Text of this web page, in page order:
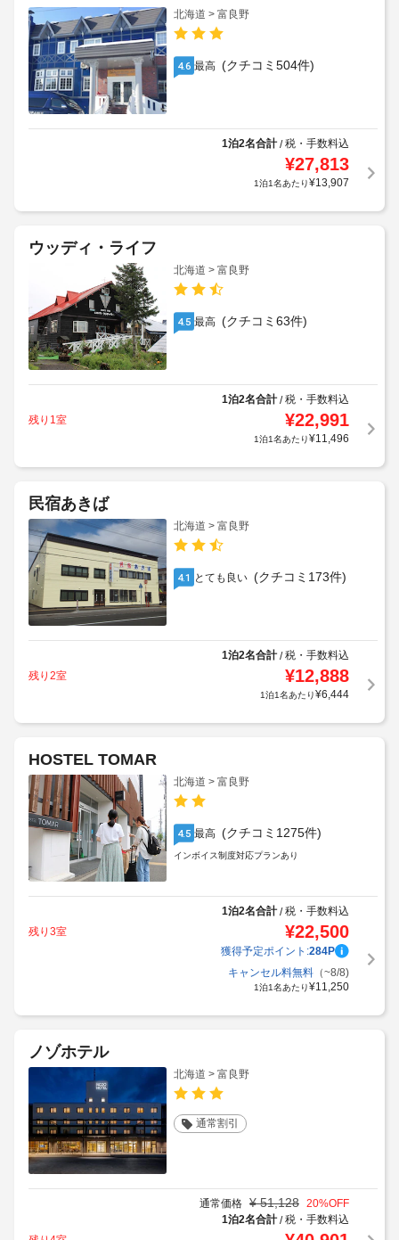
北海道 > 富良野
4.6 最高 (クチコミ504件)
1泊2名合計/税・手数料込
¥27,813
1泊1名あたり¥13,907
ウッディ・ライフ
北海道 > 富良野
4.5 最高 (クチコミ63件)
1泊2名合計/税・手数料込
残り1室
¥22,991
1泊1名あたり¥11,496
民宿あきば
北海道 > 富良野
4.1 とても良い (クチコミ173件)
1泊2名合計/税・手数料込
残り2室
¥12,888
1泊1名あたり¥6,444
HOSTEL TOMAR
北海道 > 富良野
4.5 最高 (クチコミ1275件)
インボイス制度対応プランあり
1泊2名合計/税・手数料込
残り3室
¥22,500
獲得予定ポイント:284P
キャンセル料無料（~8/8)
1泊1名あたり¥11,250
ノゾホテル
北海道 > 富良野
通常割引
通常価格 ¥ 51,128 20%OFF
1泊2名合計/税・手数料込